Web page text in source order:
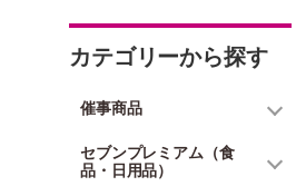
カテゴリーから探す
催事商品
セブンプレミアム（食
品・日用品）